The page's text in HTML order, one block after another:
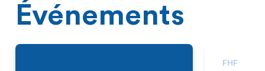
Événements
FHF